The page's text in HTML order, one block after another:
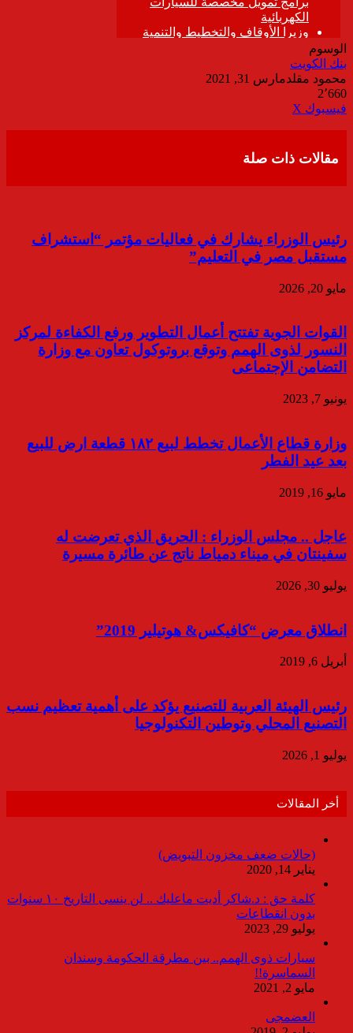
الوسوم
بنك الكويت
محمود مقلدمارس 31, 2021
2٬660
فيسبوك ‫X
مقالات ذات صلة
رئيس الوزراء يشارك في فعاليات مؤتمر “استشراف
مستقبل مصر في التعليم”
مايو 20, 2026
القوات الجوية تفتتح أعمال التطوير ورفع الكفاءة لمركز
النسور لذوى الهمم وتوقع بروتوكول تعاون مع وزارة
التضامن الإجتماعى
يونيو 7, 2023
وزارة قطاع الأعمال تخطط لبيع ١٨٢ قطعة ارض للبيع
بعد عيد الفطر
مايو 16, 2019
عاجل .. مجلس الوزراء : الحريق الذي تعرضت له
سفينتان في ميناء دمياط ناتج عن طائرة مسيرة
يوليو 30, 2026
انطلاق معرض “كافيكس& هوتيلير 2019”
أبريل 6, 2019
رئيس الهيئة العربية للتصنيع يؤكد على أهمية تعظيم نسب
التصنيع المحلي وتوطين التكنولوجيا
يوليو 1, 2026
أخر المقالات
(حالات ضعف مخزون التبويض)
يناير 14, 2020
كلمة حق : د.شاكر أديت ماعليك .. لن ينسى التاريخ ١٠ سنوات
بدون انقطاعات
يوليو 29, 2023
سيارات ذوى الهمم.. بين مطرقة الحكومة وسندان
السماسرة!!
مايو 2, 2021
العضمجى